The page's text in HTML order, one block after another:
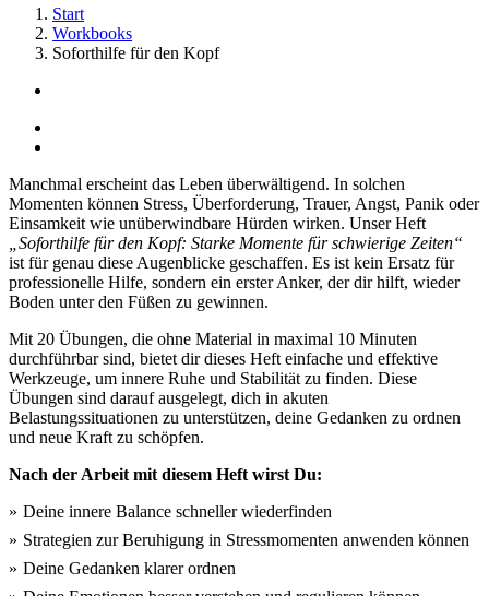
Start
Workbooks
Soforthilfe für den Kopf
Manchmal erscheint das Leben überwältigend. In solchen
Momenten können Stress, Überforderung, Trauer, Angst, Panik oder
Einsamkeit wie unüberwindbare Hürden wirken. Unser Heft
„Soforthilfe für den Kopf: Starke Momente für schwierige Zeiten“
ist für genau diese Augenblicke geschaffen. Es ist kein Ersatz für
professionelle Hilfe, sondern ein erster Anker, der dir hilft, wieder
Boden unter den Füßen zu gewinnen.
Mit 20 Übungen, die ohne Material in maximal 10 Minuten
durchführbar sind, bietet dir dieses Heft einfache und effektive
Werkzeuge, um innere Ruhe und Stabilität zu finden. Diese
Übungen sind darauf ausgelegt, dich in akuten
Belastungssituationen zu unterstützen, deine Gedanken zu ordnen
und neue Kraft zu schöpfen.
Nach der Arbeit mit diesem Heft wirst Du:
Deine innere Balance schneller wiederfinden
Strategien zur Beruhigung in Stressmomenten anwenden können
Deine Gedanken klarer ordnen